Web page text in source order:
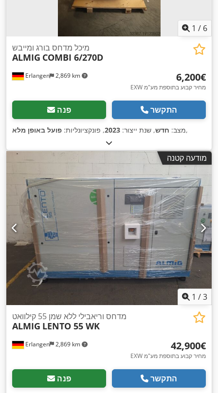
1 / 6
Erlangen 2,869 km
מיכל מדחס בורג ומייבש
ALMIG COMBI 6/270D
‏6,200 ‏€
EXW מחיר קבוע בתוספת מע"מ
פנה התקשר
מצב: חדש, שנת ייצור: 2023, פונקציונליות: פועל באופן מלא ,
מודעה קטנה
1 /3
Erlangen 2,869 km
מדחס וריאבילי ללא שמן 55 קילוואט
ALMIG LENTO 55 WK
‏42,900 ‏€
EXW מחיר קבוע בתוספת מע"מ
פנה התקשר